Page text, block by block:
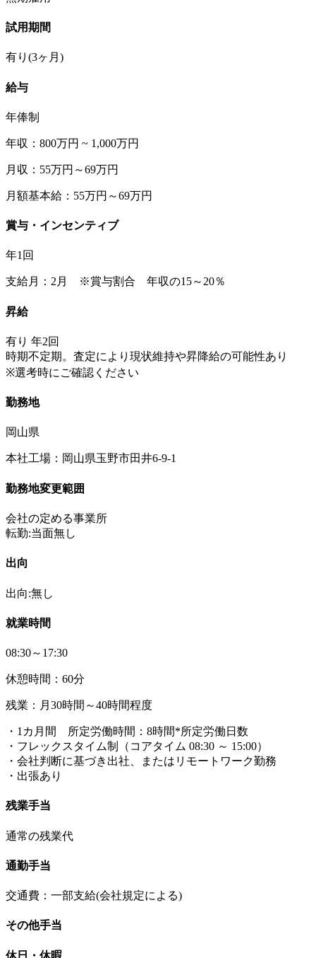
試用期間
有り(3ヶ月)
給与
年俸制
年収：800万円 ~ 1,000万円
月収：55万円～69万円
月額基本給：55万円～69万円
賞与・インセンティブ
年1回
支給月：2月 ※賞与割合 年収の15～20％
昇給
有り 年2回
時期不定期。査定により現状維持や昇降給の可能性あり
※選考時にご確認ください
勤務地
岡山県
本社工場：岡山県玉野市田井6-9-1
勤務地変更範囲
会社の定める事業所
転勤:当面無し
出向
出向:無し
就業時間
08:30～17:30
休憩時間：60分
残業：月30時間～40時間程度
・1カ月間 所定労働時間：8時間*所定労働日数
・フレックスタイム制（コアタイム 08:30 ～ 15:00）
・会社判断に基づき出社、またはリモートワーク勤務
・出張あり
残業手当
通常の残業代
通勤手当
交通費：一部支給(会社規定による)
その他手当
休日・休暇